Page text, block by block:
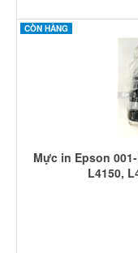
CÒN HÀNG
Mực in Epson
L4150,